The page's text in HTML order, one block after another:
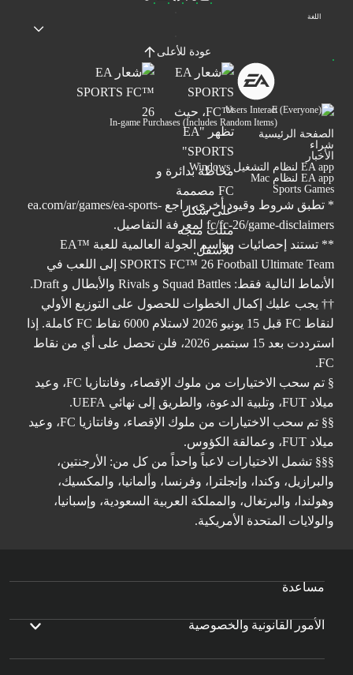
اللغة
عودة للأعلى
Users Interact
In-game Purchases (Includes Random Items)
الصفحة الرئيسية
شراء
الأخبار
EA app لنظام التشغيل Windows
EA app لنظام Mac
Sports Games
* تطبق شروط وقيود أخرى. راجع ea.com/ar/games/ea-sports-
fc/fc-26/game-disclaimers لمعرفة التفاصيل.
** تستند إحصائيات مواسم الجولة العالمية للعبة ™EA
SPORTS FC™ 26 Football Ultimate Team إلى اللعب في
الأنماط التالية فقط: Squad Battles و Rivals والأبطال و Draft.
†† يجب عليك إكمال الخطوات للحصول على التوزيع الأولي
لنقاط FC قبل 15 يونيو 2026 لاستلام 6000 نقاط FC كاملة. إذا
استرددت بعد 15 سبتمبر 2026، فلن تحصل على أي من نقاط
FC.
§ تم سحب الاختيارات من ملوك الإقصاء، وفانتازيا FC، وعيد
ميلاد FUT، وتلبية الدعوة، والطريق إلى نهائي UEFA.
§§ تم سحب الاختيارات من ملوك الإقصاء، وفانتازيا FC، وعيد
ميلاد FUT، وعمالقة الكؤوس.
§§§ تشمل الاختيارات لاعباً واحداً من كل من: الأرجنتين،
والبرازيل، وكندا، وإنجلترا، وفرنسا، وألمانيا، والمكسيك،
وهولندا، والبرتغال، والمملكة العربية السعودية، وإسبانيا،
والولايات المتحدة الأمريكية.
مساعدة
الأمور القانونية والخصوصية